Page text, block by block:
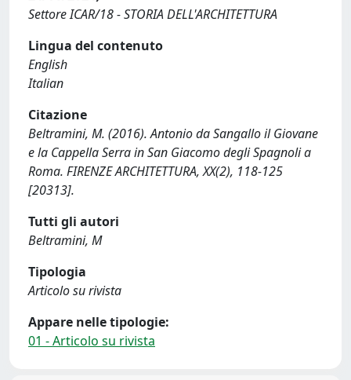
Settore ICAR/18 - STORIA DELL'ARCHITETTURA
Lingua del contenuto
English
Italian
Citazione
Beltramini, M. (2016). Antonio da Sangallo il Giovane
e la Cappella Serra in San Giacomo degli Spagnoli a
Roma. FIRENZE ARCHITETTURA, XX(2), 118-125
[20313].
Tutti gli autori
Beltramini, M
Tipologia
Articolo su rivista
Appare nelle tipologie:
01 - Articolo su rivista